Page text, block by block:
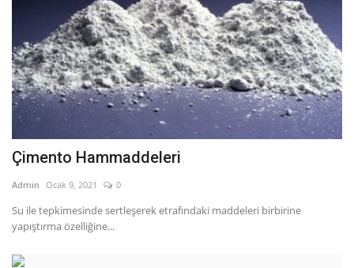
Çimento Hammaddeleri
Admin Ocak 9, 2021 0
Su ile tepkimesinde sertleşerek etrafındaki maddeleri birbirine
yapıştırma özelliğine...